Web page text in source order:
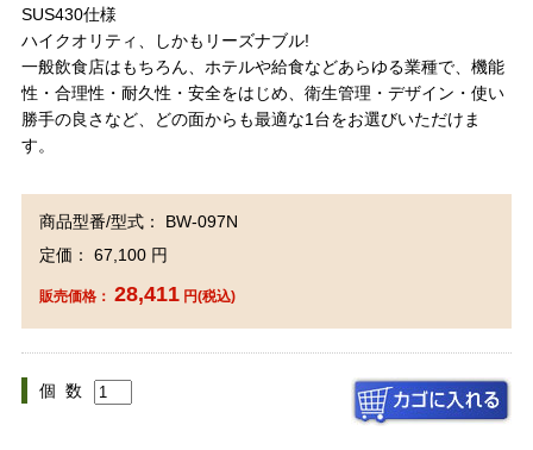
SUS430仕様
ハイクオリティ、しかもリーズナブル!
一般飲食店はもちろん、ホテルや給食などあらゆる業種で、機能
性・合理性・耐久性・安全をはじめ、衛生管理・デザイン・使い
勝手の良さなど、どの面からも最適な1台をお選びいただけま
す。
商品型番/型式： BW-097N
定価： 67,100 円
販売価格： 28,411円(税込)
個 数